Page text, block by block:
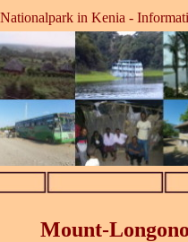
in Kenia -
Mount-